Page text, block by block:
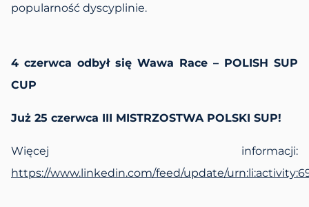
popularność dyscyplinie.
4 czerwca odbył się Wawa Race – POLISH SUP
CUP
Już 25 czerwca III MISTRZOSTWA POLSKI SUP!
Więcej informacji:
https://www.linkedin.com/feed/update/